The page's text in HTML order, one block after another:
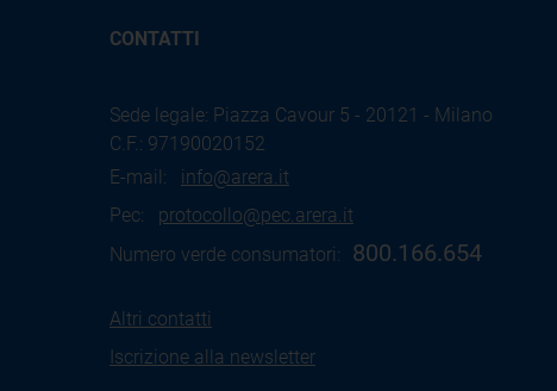
CONTATTI
Sede legale: Piazza Cavour 5 - 20121 - Milano
C.F.: 97190020152
E-mail: info@arera.it
Pec: protocollo@pec.arera.it
Numero verde consumatori:
800.166.654
Altri contatti
Iscrizione alla newsletter